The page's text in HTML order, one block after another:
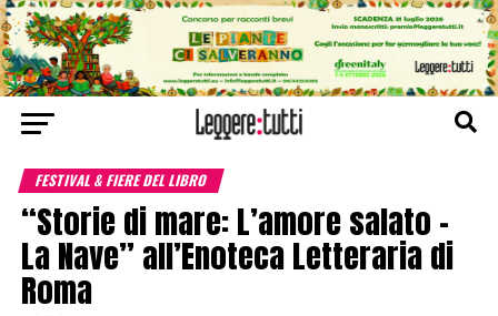
FESTIVAL & FIERE DEL LIBRO
“Storie di mare: L’amore salato –
La Nave” all’Enoteca Letteraria di
Roma